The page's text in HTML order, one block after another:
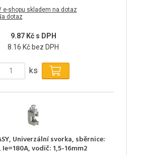
e-shopu skladem na dotaz
dotaz
9.87 Kč s DPH
8.16 Kč bez DPH
ks
Univerzální svorka, sběrnice:
Ie=180A, vodič: 1,5-16mm2